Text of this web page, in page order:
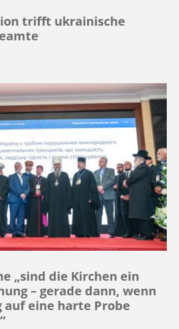
trifft ukrainische
„sind die Kirchen ein
– gerade dann, wenn
auf eine harte Probe